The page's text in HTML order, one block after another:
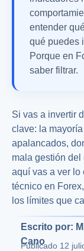
entender
qué puedes
Porque en
saber filtrar.
Si vas a invertir
clave: la
apalancados,
mala gestión del
aquí vas a ver
técnico en
los límites que
Escrito por:
Cano
Publicado 12